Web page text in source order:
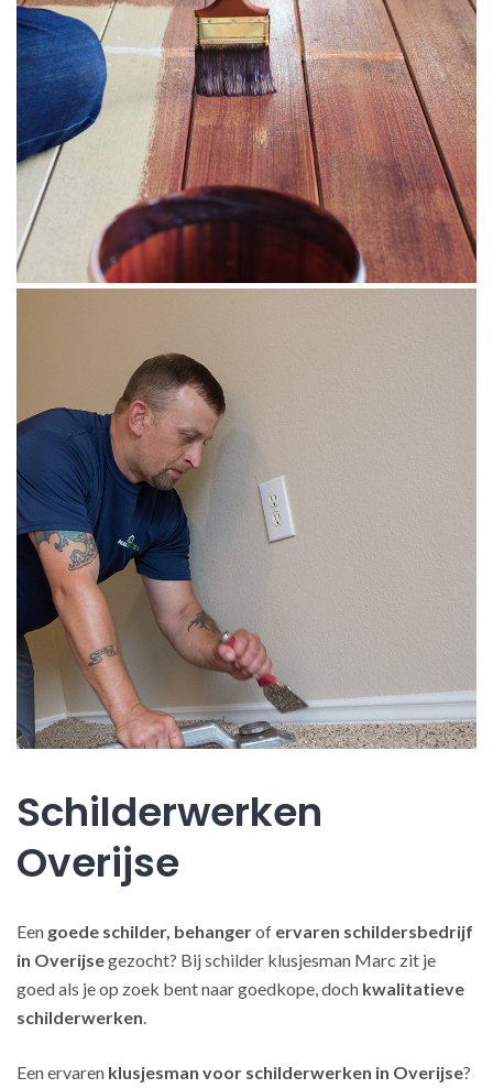
Schilderwerken
Overijse
Een goede schilder, behangerof ervaren schildersbedrijf
in Overijsegezocht? Bij schilder klusjesman Marc zit je
goed als je op zoek bent naar goedkope, doch kwalitatieve
schilderwerken.
Een ervaren klusjesman voor schilderwerken in Overijse?